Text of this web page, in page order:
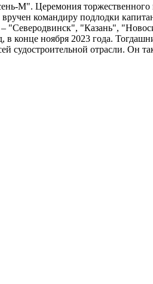
М". Церемония торжественного
командиру подлодки
"Казань",
в конце ноября 2023 года.
отрасли. Он